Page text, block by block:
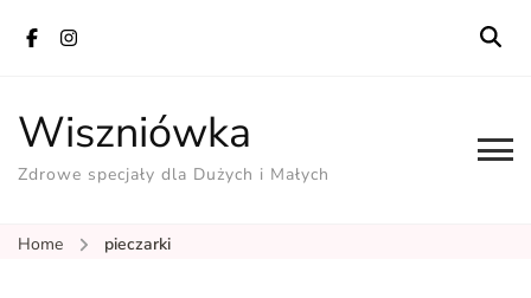
Wiszniówka
Zdrowe specjały dla Dużych i Małych
Home pieczarki